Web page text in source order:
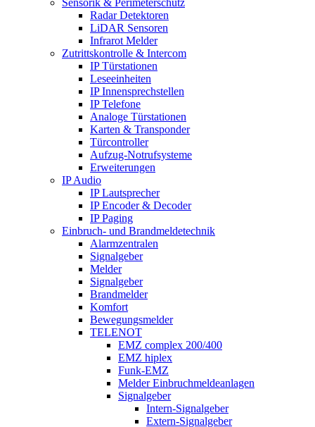
Sensorik & Perimeterschutz
Radar Detektoren
LiDAR Sensoren
Infrarot Melder
Zutrittskontrolle & Intercom
IP Türstationen
Leseeinheiten
IP Innensprechstellen
IP Telefone
Analoge Türstationen
Karten & Transponder
Türcontroller
Aufzug-Notrufsysteme
Erweiterungen
IP Audio
IP Lautsprecher
IP Encoder & Decoder
IP Paging
Einbruch- und Brandmeldetechnik
Alarmzentralen
Signalgeber
Melder
Signalgeber
Brandmelder
Komfort
Bewegungsmelder
TELENOT
EMZ complex 200/400
EMZ hiplex
Funk-EMZ
Melder Einbruchmeldeanlagen
Signalgeber
Intern-Signalgeber
Extern-Signalgeber